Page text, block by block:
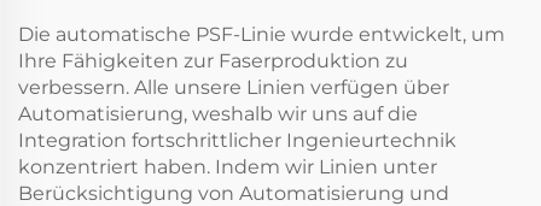
Die automatische PSF-Linie wurde entwickelt, um
Ihre Fähigkeiten zur Faserproduktion zu
verbessern. Alle unsere Linien verfügen über
Automatisierung, weshalb wir uns auf die
Integration fortschrittlicher Ingenieurtechnik
konzentriert haben. Indem wir Linien unter
Berücksichtigung von Automatisierung und